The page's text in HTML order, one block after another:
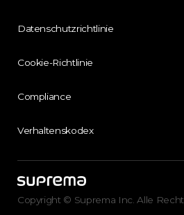
Datenschutzrichtlinie
Cookie-Richtlinie
Compliance
Verhaltenskodex
Copyright © Suprema Inc. Alle